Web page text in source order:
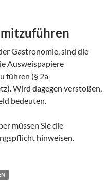
Gastronomie, sind die
Ausweispapiere
führen (§ 2a
Wird dagegen verstoßen,
bedeuten.
müssen Sie die
hinweisen.